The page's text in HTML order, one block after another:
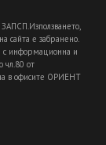
сайта е забранено.
с информационна и
чл.80 от
в офисите ОРИЕНТ